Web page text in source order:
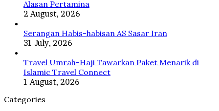
Alasan Pertamina
2 August, 2026
Serangan Habis-habisan AS Sasar Iran
31 July, 2026
Travel Umrah-Haji Tawarkan Paket Menarik di
Islamic Travel Connect
1 August, 2026
Categories